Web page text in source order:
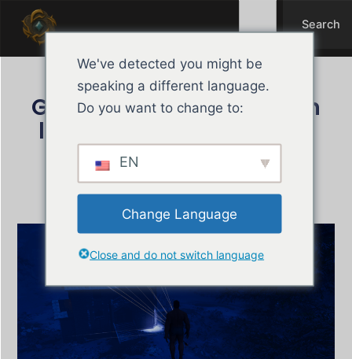
Przejdź
Search
Guía de Misión: Ciegos en
la Isla – El Dispositivo de
Rastreo
styczeń 20, 2026 Tharyon
We've detected you might be
speaking a different language.
Do you want to change to:
EN
Change Language
Close and do not switch language